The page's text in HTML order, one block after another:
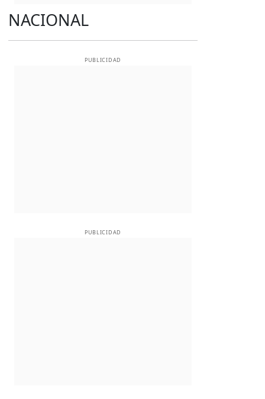
NACIONAL
PUBLICIDAD
PUBLICIDAD